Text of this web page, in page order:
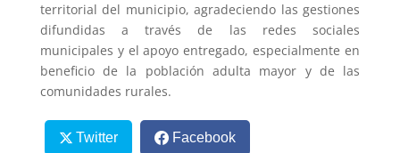
territorial del municipio, agradeciendo las gestiones
difundidas a través de las redes sociales
municipales y el apoyo entregado, especialmente en
beneficio de la población adulta mayor y de las
comunidades rurales.
Twitter Facebook